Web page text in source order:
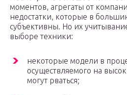
моментов, агрегаты от
недостатки, которые в
субъективны. Но их
выборе техники:
некоторые модели в
осуществляемого на
могут рваться;